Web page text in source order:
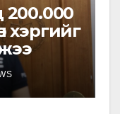
200.000
хэргийг